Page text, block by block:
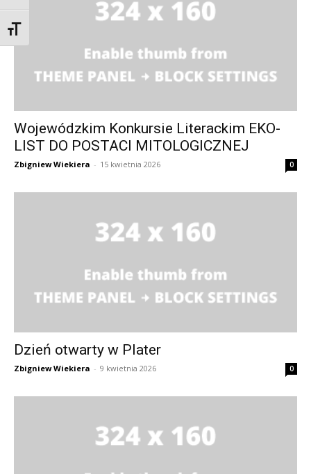
Zmień rozmiar czcionek
Wojewódzkim Konkursie Literackim EKO-
LIST DO POSTACI MITOLOGICZNEJ
Zbigniew Wiekiera - 15 kwietnia 2026 0
Dzień otwarty w Plater
Zbigniew Wiekiera - 9 kwietnia 2026 0